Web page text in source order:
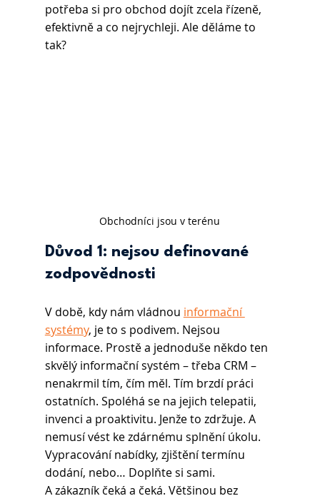
potřeba si pro obchod dojít zcela řízeně,
efektivně a co nejrychleji. Ale děláme to
tak?
Obchodníci jsou v terénu
Důvod 1: nejsou definované
zodpovědnosti
V době, kdy nám vládnou informační
systémy, je to s podivem. Nejsou
informace. Prostě a jednoduše někdo ten
skvělý informační systém – třeba CRM –
nenakrmil tím, čím měl. Tím brzdí práci
ostatních. Spoléhá se na jejich telepatii,
invenci a proaktivitu. Jenže to zdržuje. A
nemusí vést ke zdárnému splnění úkolu.
Vypracování nabídky, zjištění termínu
dodání, nebo… Doplňte si sami.
A zákazník čeká a čeká. Většinou bez